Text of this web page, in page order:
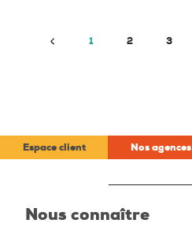
Précédent
1 2 3
Espace client Nos agences
Nous connaître